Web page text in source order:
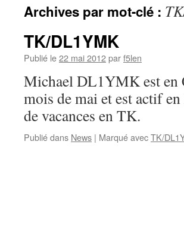
Archives par mot-clé :
TK/DL1YMK
Publié le22 mai 2012parf5len
Michael DL1YMK est en
mois de mai et est actif
de vacances en TK.
Publié dans News | Marqué avecTK/